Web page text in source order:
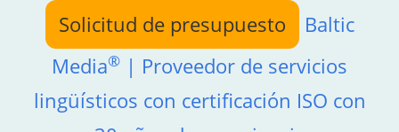
contenido
Solicitud de presupuesto
Baltic
Media® | Proveedor de servicios
lingüísticos con certificación ISO con